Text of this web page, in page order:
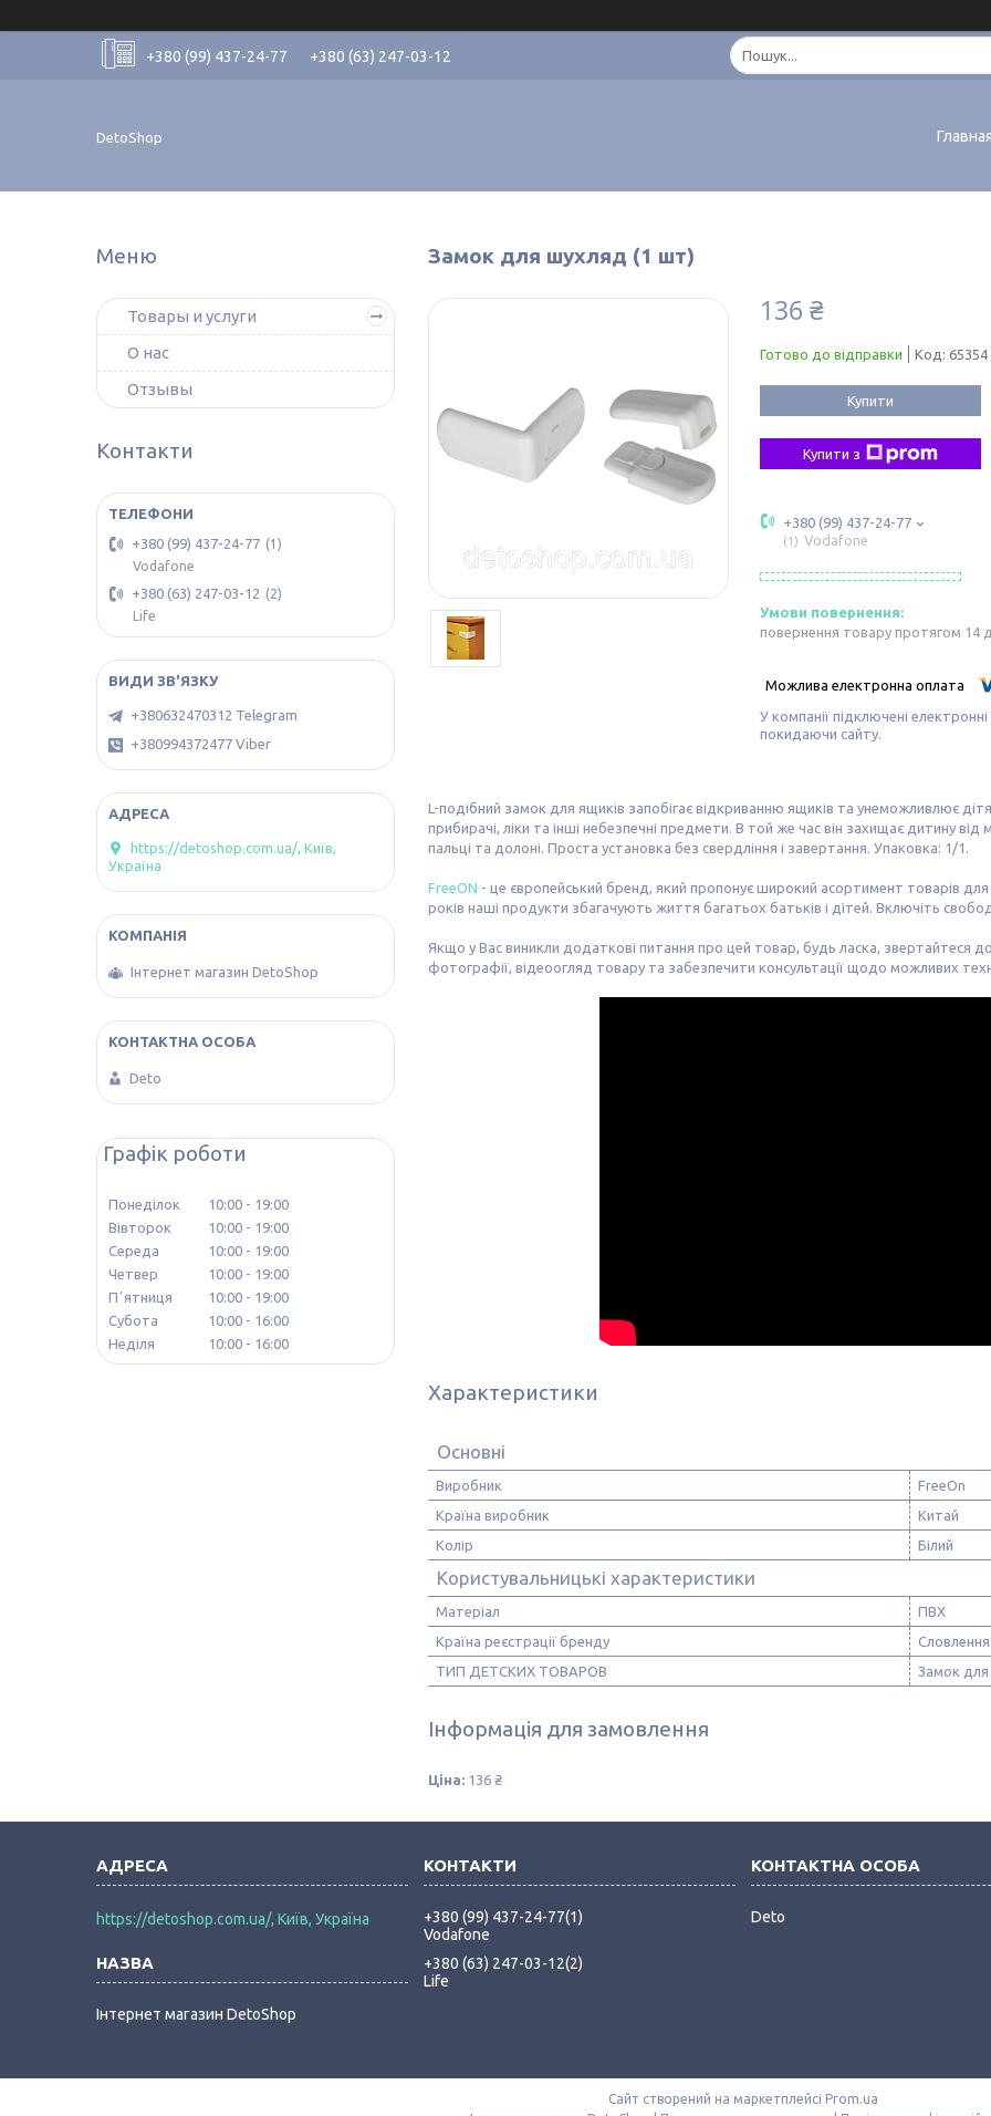
+380 (99) 437-24-77 +380 (63) 247-03-12
DetoShop
Замок для шухляд (1 шт)
136 ₴
Готово до відправки Код:
Купити
Купити з
+380 (99) 437-24-77
1 Vodafone
повернення товару протягом 14
У компанії підключені
покидаючи сайту.
L-подібний замок для ящиків запобігає відкриванню ящиків та унеможливлює
прибирачі, ліки та інші небезпечні предмети. В той же час він захищає дитину
пальці та долоні. Проста установка без свердління і завертання. Упаковка: 1/1.
FreeON - це європейський бренд, який пропонує широкий асортимент товарів
років наші продукти збагачують життя багатьох батьків і дітей. Включіть
Якщо у Вас виникли додаткові питання про цей товар, будь ласка, звертайтеся
фотографії, відеоогляд товару та забезпечити консультації щодо можливих
Характеристики
Основні
Виробник
FreeOn
Країна виробник
Китай
Колір
Білий
Користувальницькі характеристики
Матеріал
ПВХ
Країна реєстрації бренду
Словлення
ТИП ДЕТСКИХ ТОВАРОВ
Замок для
Інформація для замовлення
Ціна: 136 ₴
Товары и услуги
О нас
Отзывы
Контакти
+380 (99) 437-24-77
1
Vodafone
+380 (63) 247-03-12
2
Life
+380632470312 Telegram
+380994372477 Viber
https://detoshop.com.ua/, Київ,
Україна
Інтернет магазин DetoShop
Deto
Графік роботи
Понеділок 10:00
19:00
Вівторок
10:00
19:00
Середа
10:00
19:00
Четвер
10:00
19:00
Пʼятниця
10:00
19:00
Субота
10:00
16:00
Неділя
10:00 16:00
https://detoshop.com.ua/, Київ, Україна
Інтернет магазин DetoShop
+380 (99) 437-24-77 1
Vodafone
+380 (63) 247-03-12 2
Life
Deto
Сайт створений на маркетплейсі Prom.ua